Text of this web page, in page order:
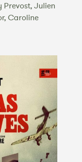
Prevost, Julien
Caroline